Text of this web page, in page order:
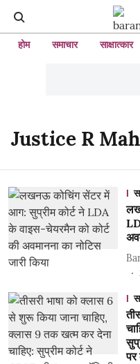
होम समाचार साक्षात्कार
Justice R
पर